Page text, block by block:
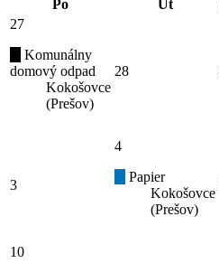
Po Ut
27
Komunálny
domový odpad
Kokošovce
(Prešov)
28
3
4
Papier
Kokošovce
(Prešov)
10